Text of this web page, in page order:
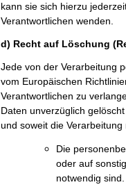
kann sie sich hierzu
Verantwortlichen wenden.
d) Recht auf Löschung
Jede von der Verarbeitung
vom Europäischen
Verantwortlichen zu
Daten unverzüglich
und soweit die
Die
oder auf
notwendig sind.